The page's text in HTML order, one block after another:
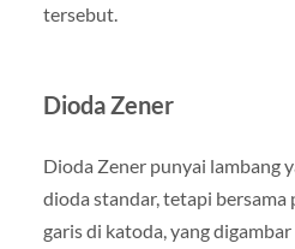
tersebut.
Dioda Zener
Dioda Zener punyai lambang
dioda standar, tetapi bersama
garis di katoda, yang